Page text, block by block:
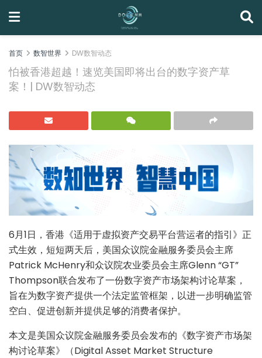
首页 数智世界 DW数智动态
怕被香港超越！速览美国即将出台的数字资产草
案！| DW数智动态
6月1日，香港《适用于虚拟资产交易平台营运者的指引》正
式生效，短短两天后，美国众议院金融服务委员会主席
Patrick McHenry和众议院农业委员会主席Glenn “GT”
Thompson联合发布了一份数字资产市场架构讨论草案，
旨在为数字资产提供一个法定监管框架，以进一步明确监管
空白、促进创新并提供足够的消费者保护。
本文是美国众议院金融服务委员会发布的《数字资产市场架
构讨论草案》（Digital Asset Market Structure